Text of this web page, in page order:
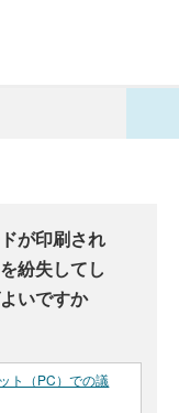
が印刷され
紛失してし
いですか
ト（PC）での議